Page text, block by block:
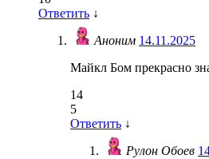
Ответить ↓
Аноним 14.11.2025
Майкл Бом прекрасно
14
5
Ответить ↓
Рулон Обоев